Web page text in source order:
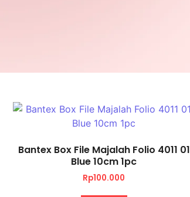
Bantex Box File Majalah Folio 4011 01
Blue 10cm 1pc
Rp100.000